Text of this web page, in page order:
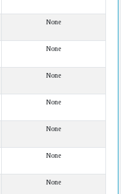
None
None
None
None
None
None
None